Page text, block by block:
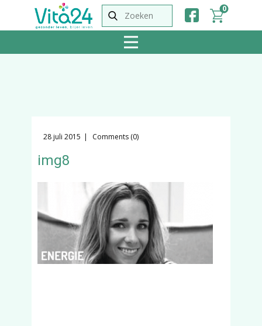
0
28 juli 2015 Comments (0)
img8